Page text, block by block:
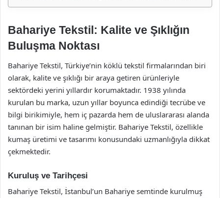
Bahariye Tekstil: Kalite ve Şıklığın
Buluşma Noktası
Bahariye Tekstil, Türkiye’nin köklü tekstil firmalarından biri
olarak, kalite ve şıklığı bir araya getiren ürünleriyle
sektördeki yerini yıllardır korumaktadır. 1938 yılında
kurulan bu marka, uzun yıllar boyunca edindiği tecrübe ve
bilgi birikimiyle, hem iç pazarda hem de uluslararası alanda
tanınan bir isim haline gelmiştir. Bahariye Tekstil, özellikle
kumaş üretimi ve tasarımı konusundaki uzmanlığıyla dikkat
çekmektedir.
Kuruluş ve Tarihçesi
Bahariye Tekstil, İstanbul’un Bahariye semtinde kurulmuş